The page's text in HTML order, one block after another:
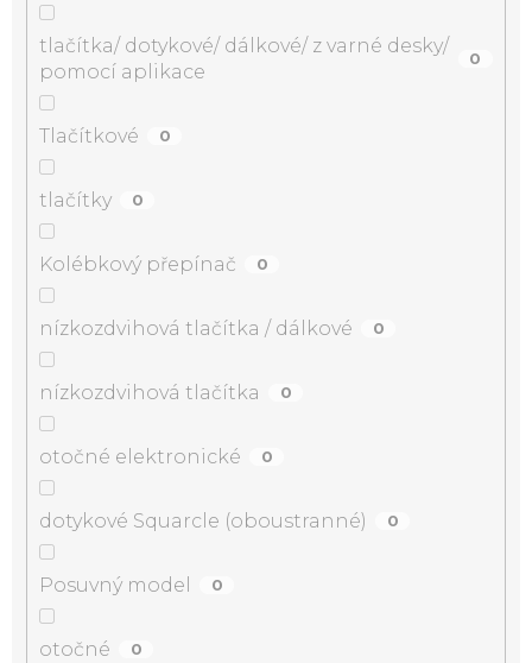
tlačítka/ dotykové/ dálkové/ z varné desky/
pomocí aplikace
0
Tlačítkové 0
tlačítky 0
Kolébkový přepínač 0
nízkozdvihová tlačítka / dálkové 0
nízkozdvihová tlačítka 0
otočné elektronické 0
dotykové Squarcle (oboustranné) 0
Posuvný model 0
otočné 0